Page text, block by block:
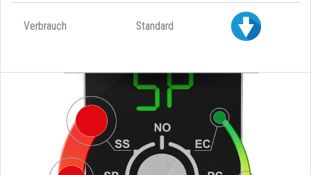
Verbrauch Standard